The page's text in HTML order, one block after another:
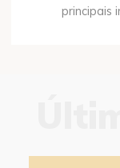
principais